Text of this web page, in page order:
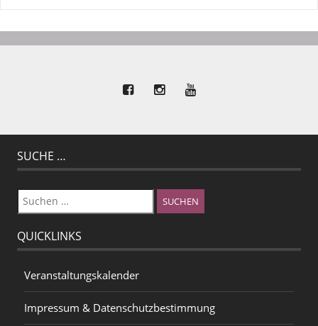
SUCHE …
Suchen
nach:
QUICKLINKS
Veranstaltungskalender
Impressum & Datenschutzbestimmung